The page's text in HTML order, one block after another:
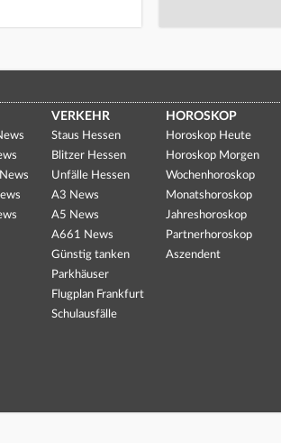
VERKEHR
Staus Hessen
Blitzer Hessen
Unfälle Hessen
A3 News
A5 News
A661 News
Günstig tanken
Parkhäuser
Flugplan Frankfurt
Schulausfälle
HOROSKOP
Horoskop Heute
Horoskop Morgen
Wochenhoroskop
Monatshoroskop
Jahreshoroskop
Partnerhoroskop
Aszendent